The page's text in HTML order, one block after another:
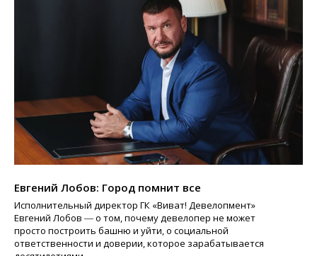
Евгений Лобов: Город помнит все
Исполнительный директор ГК «Виват! Девелопмент»
Евгений Лобов ― о том, почему девелопер не может
просто построить башню и уйти, о социальной
ответственности и доверии, которое зарабатывается